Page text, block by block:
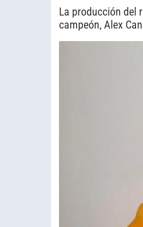
La producción del
campeón, Alex